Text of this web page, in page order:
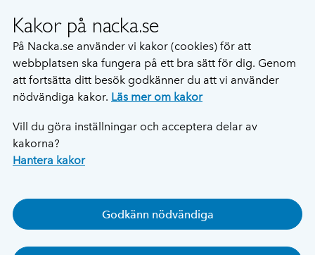
Kakor på nacka.se
På Nacka.se använder vi kakor (cookies) för att
webbplatsen ska fungera på ett bra sätt för dig. Genom
att fortsätta ditt besök godkänner du att vi använder
nödvändiga kakor. Läs mer om kakor
Vill du göra inställningar och acceptera delar av
kakorna?
Hantera kakor
Godkänn nödvändiga